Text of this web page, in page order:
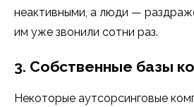
неактивными, а люди —
им уже звонили сотни раз.
3. Собственные базы
Некоторые аутсорсинговые